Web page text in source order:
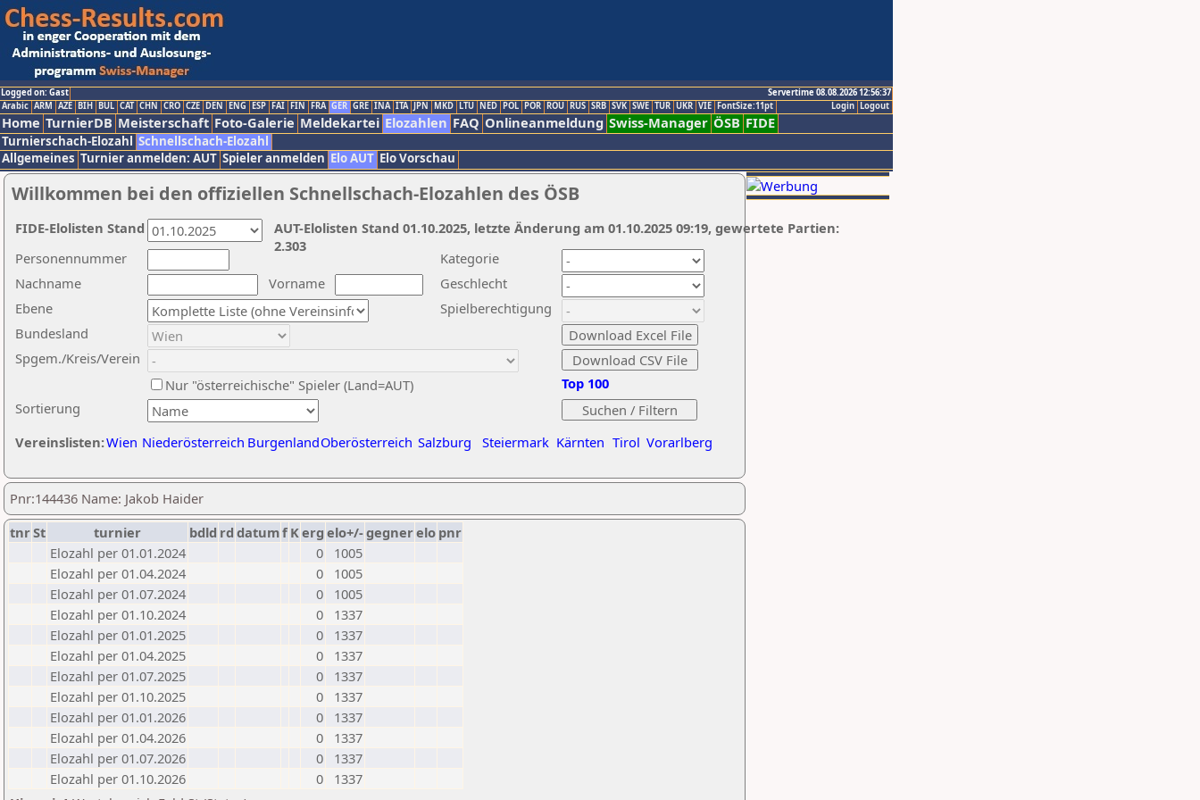
Logged on: Gast
Servertime 08.08.2026 12:56:37
Logout
Login
Arabic ARM AZE BIH BUL CAT CHN CRO CZE DEN ENG ESP FAI FIN FRA GER GRE INA ITA JPN MKD LTU NED POL POR ROU RUS SRB SVK SWE TUR UKR VIE FontSize:11pt
Home TurnierDB Meisterschaft Foto-Galerie Meldekartei Elozahlen FAQ Onlineanmeldung Swiss-Manager ÖSB FIDE
Turnierschach-Elozahl Schnellschach-Elozahl
Allgemeines Turnier anmelden: AUT Spieler anmelden Elo AUT Elo Vorschau
Willkommen bei den offiziellen Schnellschach-Elozahlen des ÖSB
Nachname
Vorname
Ebene
Kategorie
Sortierung
Personennummer
Bundesland
Spgem./Kreis/Verein
Geschlecht
Nur "österreichische" Spieler (Land=AUT)
Spielberechtigung
Vereinslisten:Wien Niederösterreich BurgenlandOberösterreich Salzburg Steiermark Kärnten Tirol Vorarlberg
Top 100
AUT-Elolisten Stand 01.10.2025, letzte Änderung am 01.10.2025 09:19, gewertete Partien:
2.303
FIDE-Elolisten Stand
Pnr:144436 Name: Jakob Haider
tnrSt turnier bdld rd datumf Kerg elo+/-gegnerelo pnr
Elozahl per 01.01.2024
0
1005
Elozahl per 01.04.2024
0
1005
Elozahl per 01.07.2024
0
1005
Elozahl per 01.10.2024
0
1337
Elozahl per 01.01.2025
0
1337
Elozahl per 01.04.2025
0
1337
Elozahl per 01.07.2025
0
1337
Elozahl per 01.10.2025
0
1337
Elozahl per 01.01.2026
0
1337
Elozahl per 01.04.2026
0
1337
Elozahl per 01.07.2026
0
1337
Elozahl per 01.10.2026
0
1337